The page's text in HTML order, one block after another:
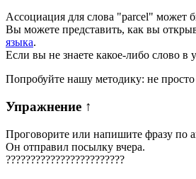
Ассоциация для слова "parcel" может
Вы можете представить, как вы
языка.
Если вы не знаете какое-либо слово в
Попробуйте нашу методику: не просто
Упражнение ↑
Проговорите или напишите фразу по
Он отправил посылку вчера.
????????????????????????